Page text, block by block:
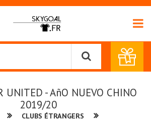
UNITED - AñO NUEVO CHINO
2019/20
CLUBS ÉTRANGERS